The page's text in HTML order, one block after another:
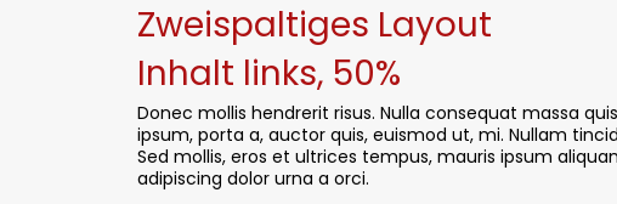
Zweispaltiges Layout
Inhalt links, 50%
Donec mollis hendrerit risus. Nulla consequat massa
ipsum, porta a, auctor quis, euismod ut, mi. Nullam
Sed mollis, eros et ultrices tempus, mauris ipsum
adipiscing dolor urna a orci.